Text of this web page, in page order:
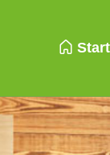
Start